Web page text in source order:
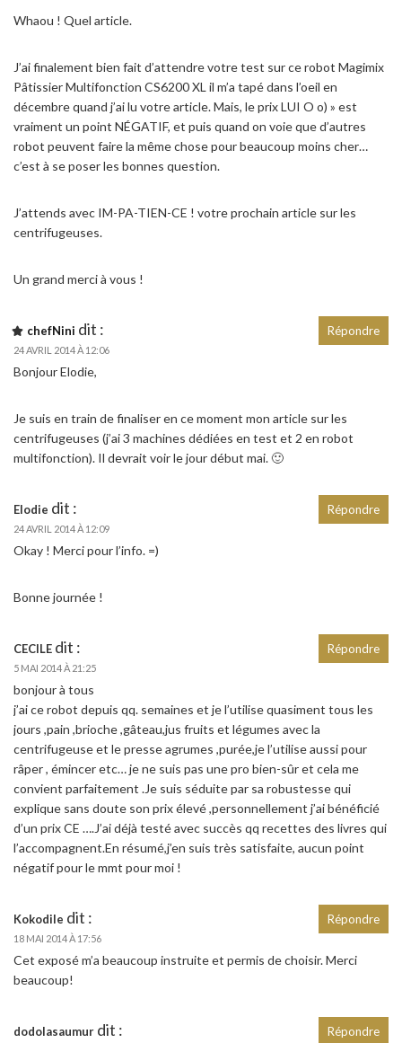
Whaou ! Quel article.
J’ai finalement bien fait d’attendre votre test sur ce robot Magimix
Pâtissier Multifonction CS6200 XL il m’a tapé dans l’oeil en
décembre quand j’ai lu votre article. Mais, le prix LUI O o) » est
vraiment un point NÉGATIF, et puis quand on voie que d’autres
robot peuvent faire la même chose pour beaucoup moins cher…
c’est à se poser les bonnes question.
J’attends avec IM-PA-TIEN-CE ! votre prochain article sur les
centrifugeuses.
Un grand merci à vous !
chefNini dit :
24 AVRIL 2014 À 12:06
Bonjour Elodie,
Je suis en train de finaliser en ce moment mon article sur les
centrifugeuses (j’ai 3 machines dédiées en test et 2 en robot
multifonction). Il devrait voir le jour début mai. 🙂
Répondre
Elodie dit :
24 AVRIL 2014 À 12:09
Okay ! Merci pour l’info. =)
Bonne journée !
Répondre
CECILE dit :
5 MAI 2014 À 21:25
bonjour à tous
j’ai ce robot depuis qq. semaines et je l’utilise quasiment tous les
jours ,pain ,brioche ,gâteau,jus fruits et légumes avec la
centrifugeuse et le presse agrumes ,purée,je l’utilise aussi pour
râper , émincer etc… je ne suis pas une pro bien-sûr et cela me
convient parfaitement .Je suis séduite par sa robustesse qui
explique sans doute son prix élevé ,personnellement j’ai bénéficié
d’un prix CE ….J’ai déjà testé avec succès qq recettes des livres qui
l’accompagnent.En résumé,j’en suis très satisfaite, aucun point
négatif pour le mmt pour moi !
Répondre
Kokodile dit :
18 MAI 2014 À 17:56
Cet exposé m’a beaucoup instruite et permis de choisir. Merci
beaucoup!
Répondre
dodolasaumur dit : Répondre